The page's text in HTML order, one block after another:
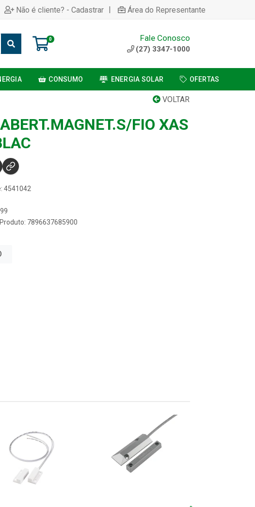
Não é cliente? - Cadastrar | Área do Representante
0 Fale Conosco
(27) 3347-1000
CONSUMO ENERGIA SOLAR OFERTAS
VOLTAR
FIO XAS
4541042
7896637685900